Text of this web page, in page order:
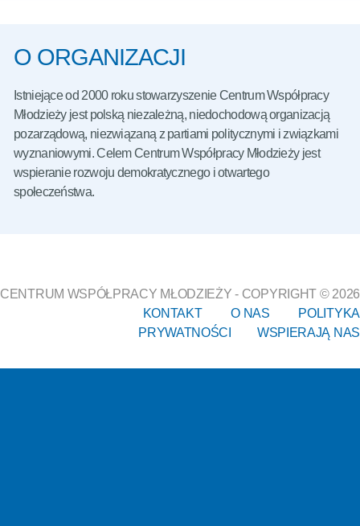
O ORGANIZACJI
Istniejące od 2000 roku stowarzyszenie Centrum Współpracy
Młodzieży jest polską niezależną, niedochodową organizacją
pozarządową, niezwiązaną z partiami politycznymi i związkami
wyznaniowymi. Celem Centrum Współpracy Młodzieży jest
wspieranie rozwoju demokratycznego i otwartego
społeczeństwa.
CENTRUM WSPÓŁPRACY MŁODZIEŻY - COPYRIGHT © 2026
KONTAKT
O NAS
POLITYKA
PRYWATNOŚCI
WSPIERAJĄ NAS